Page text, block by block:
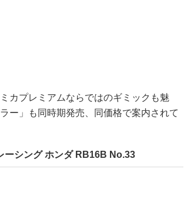
カプレミアムならではのギミックも魅
ー」も同時期発売、同価格で案内されて
ーシング ホンダ RB16B No.33